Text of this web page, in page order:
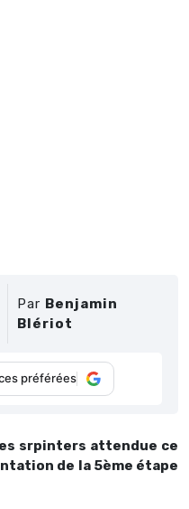
Par Benjamin
Blériot
préférées
srpinters attendue ce
de la 5ème étape